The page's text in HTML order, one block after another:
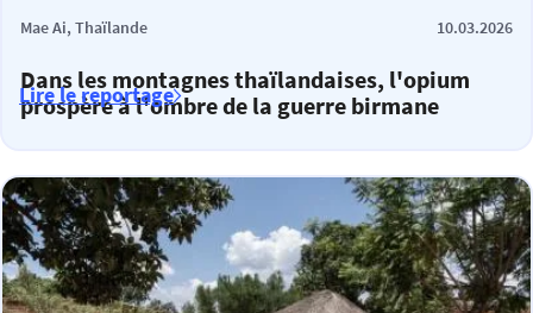
Mae Ai, Thaïlande 10.03.2026
Dans les montagnes thaïlandaises, l'opium
prospère à l'ombre de la guerre birmane
Lire le reportage